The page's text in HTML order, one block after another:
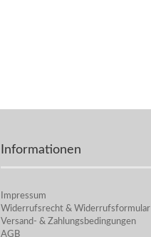
Informationen
Impressum
Widerrufsrecht & Widerrufsformular
Versand- & Zahlungsbedingungen
AGB